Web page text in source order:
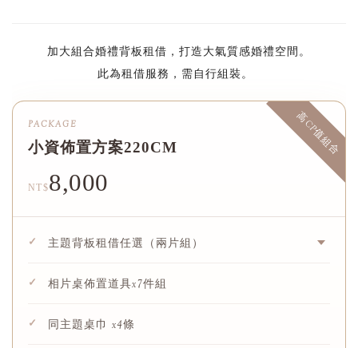
加大組合婚禮背板租借，打造大氣質感婚禮空間。
此為租借服務，需自行組裝。
高CP值組合
PACKAGE
小資佈置方案220CM
NT$8,000
✓ 主題背板租借任選（兩片組）
✓ 相片桌佈置道具x7件組
✓ 同主題桌巾 x4條